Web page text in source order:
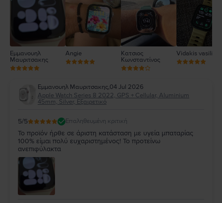
1
Εμμανουηλ
Μαυριτσακης
Angie
Κατσιος
Κωνσταντίνος
Vidakis vasilios
Εμμανουηλ Μαυριτσακης,04 Jul 2026
Apple Watch Series 8 2022, GPS + Cellular, Aluminium
45mm, Silver, Εξαιρετικό
5/5 Επαληθευμένη κριτική
Το προϊόν ήρθε σε άριστη κατάσταση με υγεία μπαταρίας
100% είμαι πολύ ευχαριστημένος! Το προτείνω
ανεπιφύλακτα